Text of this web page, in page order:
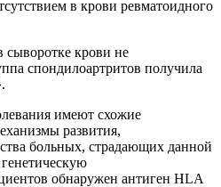
в крови ревматоидного
сыворотке крови не
спондилоартритов получила
имеют схожие
развития,
больных, страдающих данной
обнаружен антиген НLА